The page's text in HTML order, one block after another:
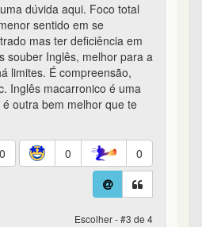
dúvida aqui. Foco total
sentido em se
mas ter deficiência em
souber Inglês, melhor para a
limites. É compreensão,
Inglês macarronico é uma
outra bem melhor que te
0 0 0
Escolher - #3 de 4